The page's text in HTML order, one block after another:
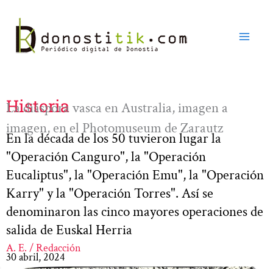
contenido
Historia
La diáspora vasca en Australia, imagen a
imagen, en el Photomuseum de Zarautz
En la década de los 50 tuvieron lugar la
"Operación Canguro", la "Operación
Eucaliptus", la "Operación Emu", la "Operación
Karry" y la "Operación Torres". Así se
denominaron las cinco mayores operaciones de
salida de Euskal Herria
A. E. / Redacción
30 abril, 2024